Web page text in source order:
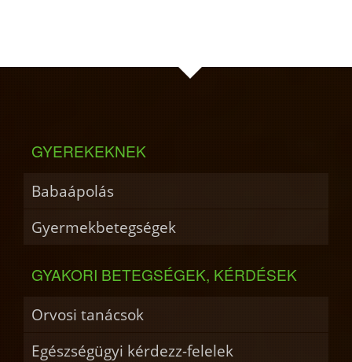
GYEREKEKNEK
Babaápolás
Gyermekbetegségek
GYAKORI BETEGSÉGEK, KÉRDÉSEK
Orvosi tanácsok
Egészségügyi kérdezz-felelek